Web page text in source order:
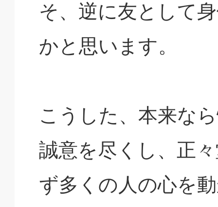
そ、逆に友として
かと思います。
こうした、本来な
誠意を尽くし、正
ず多くの人の心を